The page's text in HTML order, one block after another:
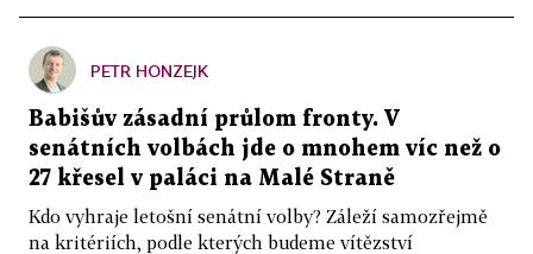
PETR HONZEJK
Babišův zásadní průlom fronty. V
senátních volbách jde o mnohem víc než o
27 křesel v paláci na Malé Straně
Kdo vyhraje letošní senátní volby? Záleží samozřejmě
na kritériích, podle kterých budeme vítězství